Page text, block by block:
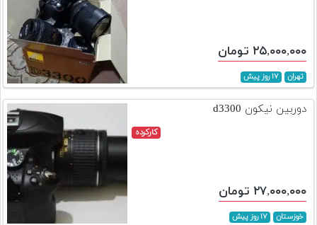
۲۵,۰۰۰,۰۰۰ تومان
تهران ۱۷ روز پیش
دوربین نیکون d3300
کارکرده
۲۷,۰۰۰,۰۰۰ تومان
خوزستان ۱۷ روز پیش